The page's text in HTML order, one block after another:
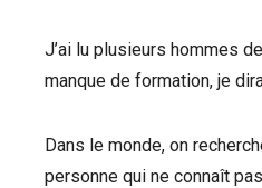
J’ai lu plusieurs hommes
manque de formation, je
Dans le monde, on
personne qui ne connaît